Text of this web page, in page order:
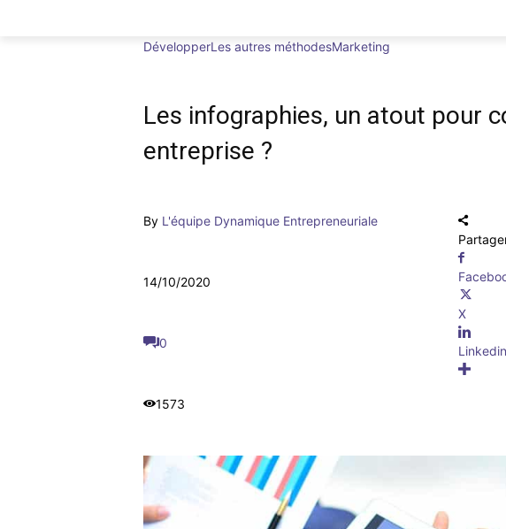
DévelopperLes autres méthodesMarketing
Les infographies, un atout pour
entreprise ?
By L'équipe Dynamique Entrepreneuriale
14/10/2020
0
1573
X
Linkedin